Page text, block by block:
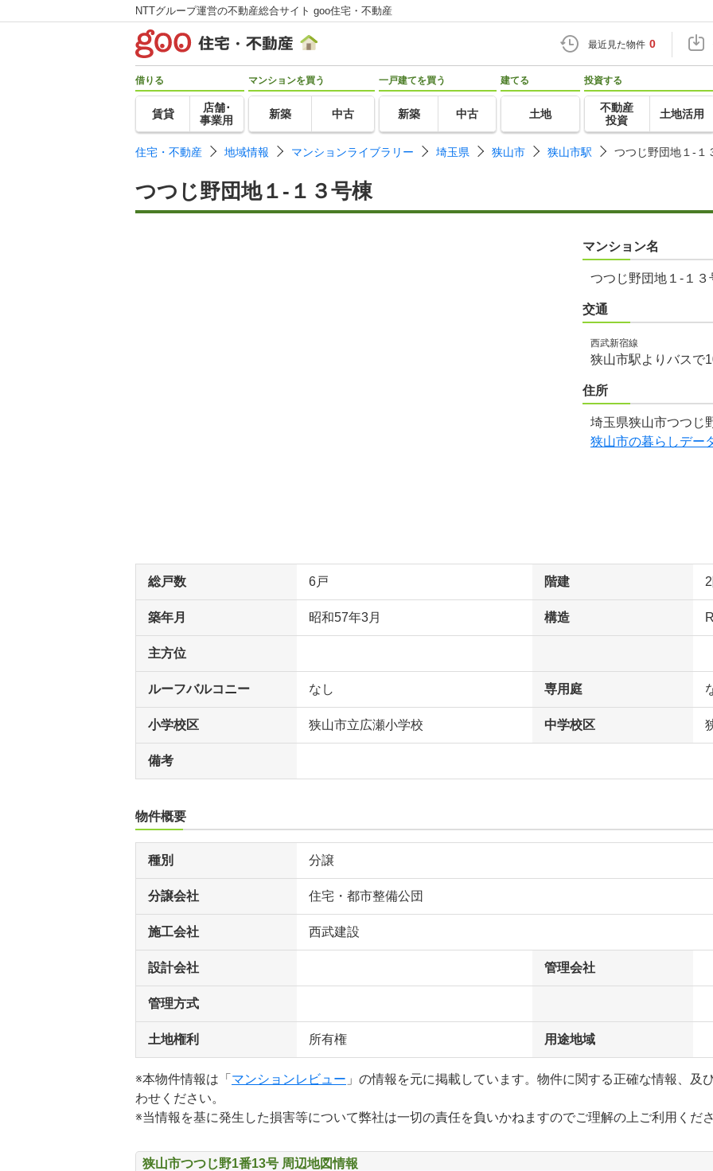
NTTグループ運営の不動産総合サイト goo住宅・不動産
最近見た物件 0
借りる
賃貸
店舗･
事業用
マンションを買う
新築 中古
一戸建てを買う
新築 中古
建てる
土地
投資する
不動産
投資
土地活用
住宅・不動産 地域情報 マンションライブラリー 埼玉県 狭山市 狭山市駅 つつじ野団地１-１
つつじ野団地１-１３号棟
マンション名
つつじ野団地１-１３
交通
西武新宿線
狭山市駅よりバスで
住所
埼玉県狭山市つつじ
狭山市の暮らしデー
総戸数 6戸 階建
築年月 昭和57年3月 構造
主方位
ルーフバルコニー なし 専用庭
小学校区 狭山市立広瀬小学校 中学校区
備考
物件概要
種別 分譲
分譲会社 住宅・都市整備公団
施工会社 西武建設
設計会社 管理会社
管理方式
土地権利 所有権 用途地域
※本物件情報は「 マンションレビュー 」の情報を元に掲載しています。物件に関する正確な情報、及
わせください。
※当情報を基に発生した損害等について弊社は一切の責任を負いかねますのでご理解の上ご利用くださ
狭山市つつじ野1番13号 周辺地図情報